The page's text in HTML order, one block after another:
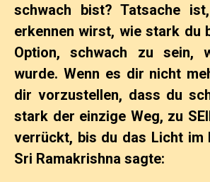
schwach bist? Tatsache
erkennen wirst, wie stark du
Option, schwach zu sein,
wurde. Wenn es dir nicht
dir vorzustellen, dass du
stark der einzige Weg, zu
verrückt, bis du das Licht im
Sri Ramakrishna sagte: